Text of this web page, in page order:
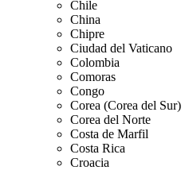
Chile
China
Chipre
Ciudad del Vaticano
Colombia
Comoras
Congo
Corea (Corea del Sur)
Corea del Norte
Costa de Marfil
Costa Rica
Croacia